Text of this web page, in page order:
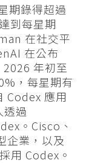
期錄得超過
到每星期
在社交平
在公布
年初至
，每星期有
Codex 應用
過
。Cisco、
企業，以及
用 Codex。